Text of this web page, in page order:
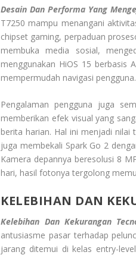
Desain Dan Performa Yang
T7250 mampu menangani
chipset gaming, perpaduan
membuka media sosial,
menggunakan HiOS 15 berbasis
mempermudah navigasi pengguna.
Pengalaman pengguna juga
memberikan efek visual yang
berita harian. Hal ini menjadi nilai
juga membekali Spark Go 2
Kamera depannya beresolusi 8
hari, hasil fotonya tergolong
KELEBIHAN DAN
Kelebihan Dan Kekurangan
antusiasme pasar terhadap
jarang ditemui di kelas entry-